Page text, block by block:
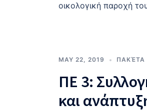
οικολογική παροχή
MAY 22, 2019 ΠΑΚΈΤΑ
ΠΕ 3:
και